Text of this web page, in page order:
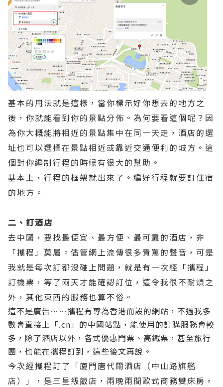
基本的用法就是這樣，當你標示好你想去的地方之
後，你就能看到你的景點分佈。為何要看這個呢？因
為你大概能將相近的景點集中在同一天走，酒店的選
址也可以選擇在景點相近或靠近交通便利的城方。這
個對你編制行程的時候有很大的幫助。
基本上，行程的框架就出來了。編好行程就要訂住宿
的地方。
二、訂酒店
去中國，要找最便宜、最方便、最可靠的酒店，非
「攜程」莫屬。儘管網上流傳很多責罵的聲音，可是
我就是每次訂都沒碰上問題，就是有一次經「攜程」
訂機票，等了兩天才能確認訂位，這令我很不耐煩之
外，其他東西的服務也算不俗。
這不是廣告……攜程有專為香港而設的網站，不過我多
數會直接上「.cn」的中國站點，能使用的訂購服務會較
多，除了酒店以外，各式優惠門票、高鐵票，甚至旅行
團，也能在攜程訂到，這些後文再說。
今次經攜程訂了「廈門唐代爾酒店（中山路旗艦
店）」，是三星級飯店，兩晚兩間歐式商務雙床房，